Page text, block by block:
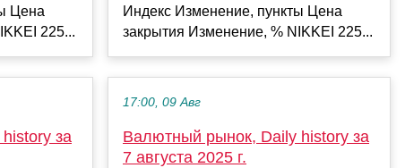
Цена
225...
за
Индекс Изменение, пункты Цена
закрытия Изменение, % NIKKEI 225...
17:00, 09 Авг
Валютный рынок, Daily history за
7 августа 2025 г.